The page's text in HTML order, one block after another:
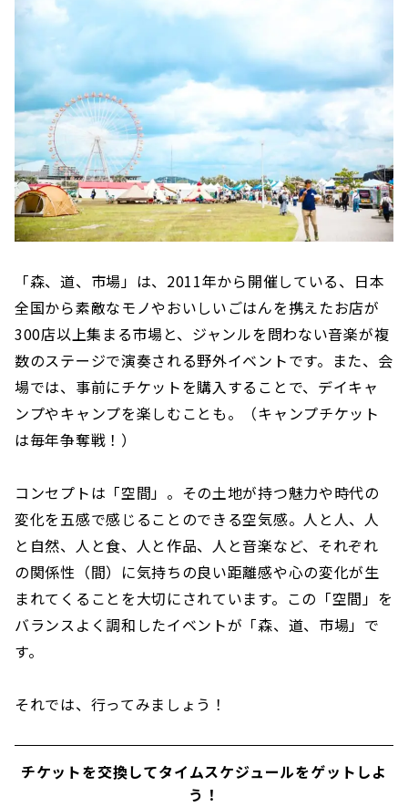
「森、道、市場」は、2011年から開催している、日本
全国から素敵なモノやおいしいごはんを携えたお店が
300店以上集まる市場と、ジャンルを問わない音楽が複
数のステージで演奏される野外イベントです。また、会
場では、事前にチケットを購入することで、デイキャ
ンプやキャンプを楽しむことも。（キャンプチケット
は毎年争奪戦！）
コンセプトは「空間」。その土地が持つ魅力や時代の
変化を五感で感じることのできる空気感。人と人、人
と自然、人と食、人と作品、人と音楽など、それぞれ
の関係性（間）に気持ちの良い距離感や心の変化が生
まれてくることを大切にされています。この「空間」を
バランスよく調和したイベントが「森、道、市場」で
す。
それでは、行ってみましょう！
チケットを交換してタイムスケジュールをゲットしよ
う！